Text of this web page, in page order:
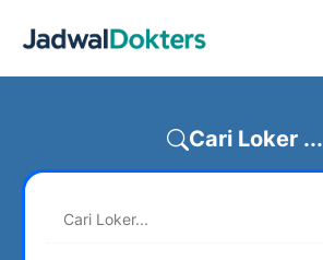
Cari Loker ...